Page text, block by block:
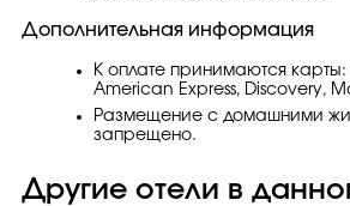
Дополнительная информация
К оплате принимаются
American Express, Discovery,
Размещение с домашними
запрещено.
Другие отели в